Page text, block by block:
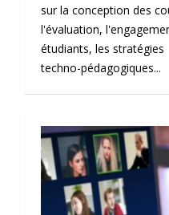
sur la conception des
l'évaluation,
étudiants, les stratégies
techno-pédagogiques...